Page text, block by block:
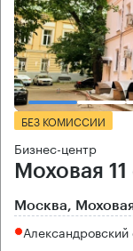
БЕЗ КОМИССИИ
Бизнес-центр
Моховая 11
Москва,